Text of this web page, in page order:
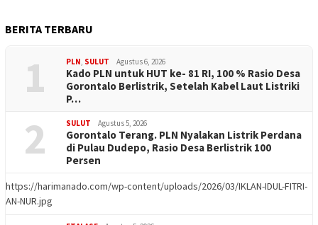
BERITA TERBARU
1 PLN, SULUT Agustus 6, 2026
Kado PLN untuk HUT ke- 81 RI, 100 % Rasio Desa
Gorontalo Berlistrik, Setelah Kabel Laut Listriki
P…
2 SULUT Agustus 5, 2026
Gorontalo Terang. PLN Nyalakan Listrik Perdana
di Pulau Dudepo, Rasio Desa Berlistrik 100
Persen
https://harimanado.com/wp-content/uploads/2026/03/IKLAN-IDUL-FITRI-
AN-NUR.jpg